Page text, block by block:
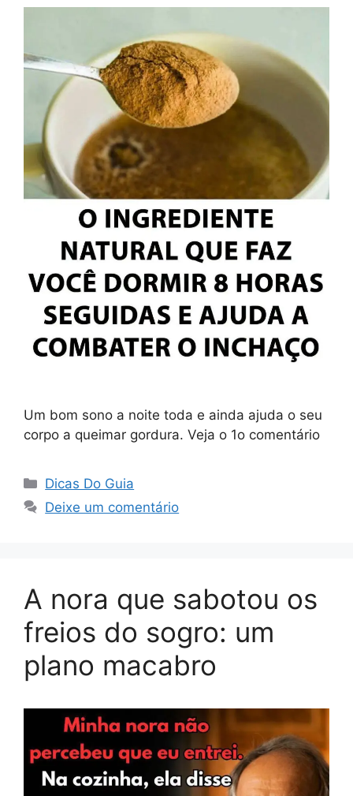
Um bom sono a noite toda e ainda ajuda o seu
corpo a queimar gordura. Veja o 1o comentário
Categorias
Dicas Do Guia
Deixe um comentário
A nora que sabotou os
freios do sogro: um
plano macabro